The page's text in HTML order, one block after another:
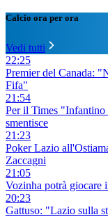
Calcio ora per ora
Vedi tutti
22:25
Premier del Canada:
Fifa"
21:54
Per il Times
smentisce
21:23
Poker Lazio
Zaccagni
21:05
Vozinha potrà giocare
20:23
Gattuso: "Lazio sulla